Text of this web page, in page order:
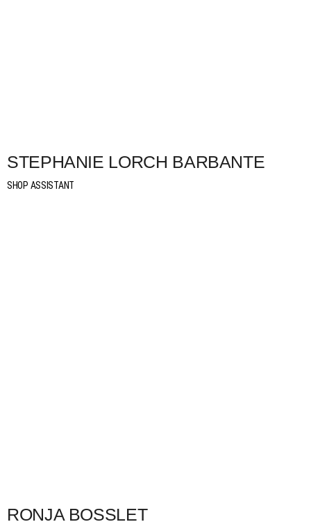
STEPHANIE LORCH BARBANTE
SHOP ASSISTANT
RONJA BOSSLET